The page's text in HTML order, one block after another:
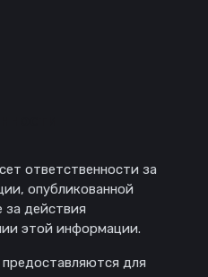
ответственности за
опубликованной
за действия
этой информации.
для